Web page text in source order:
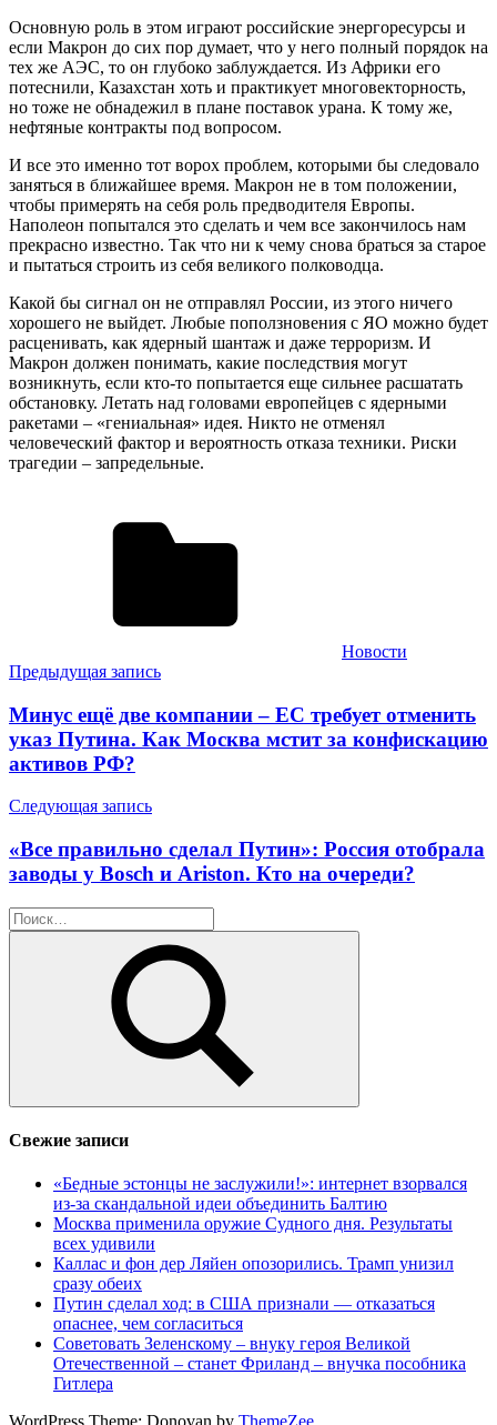
Основную роль в этом играют российские энергоресурсы и
если Макрон до сих пор думает, что у него полный порядок на
тех же АЭС, то он глубоко заблуждается. Из Африки его
потеснили, Казахстан хоть и практикует многовекторность,
но тоже не обнадежил в плане поставок урана. К тому же,
нефтяные контракты под вопросом.
И все это именно тот ворох проблем, которыми бы следовало
заняться в ближайшее время. Макрон не в том положении,
чтобы примерять на себя роль предводителя Европы.
Наполеон попытался это сделать и чем все закончилось нам
прекрасно известно. Так что ни к чему снова браться за старое
и пытаться строить из себя великого полководца.
Какой бы сигнал он не отправлял России, из этого ничего
хорошего не выйдет. Любые поползновения с ЯО можно будет
расценивать, как ядерный шантаж и даже терроризм. И
Макрон должен понимать, какие последствия могут
возникнуть, если кто-то попытается еще сильнее расшатать
обстановку. Летать над головами европейцев с ядерными
ракетами – «гениальная» идея. Никто не отменял
человеческий фактор и вероятность отказа техники. Риски
трагедии – запредельные.
Новости
Навигация
по
записям
Предыдущая запись
Минус ещё две компании – ЕС требует отменить
указ Путина. Как Москва мстит за конфискацию
активов РФ?
Следующая запись
«Все правильно сделал Путин»: Россия отобрала
заводы у Bosch и Ariston. Кто на очереди?
Найти:
Поиск
Свежие записи
«Бедные эстонцы не заслужили!»: интернет взорвался
из-за скандальной идеи объединить Балтию
Москва применила оружие Судного дня. Результаты
всех удивили
Каллас и фон дер Ляйен опозорились. Трамп унизил
сразу обеих
Путин сделал ход: в США признали — отказаться
опаснее, чем согласиться
Советовать Зеленскому – внуку героя Великой
Отечественной – станет Фриланд – внучка пособника
Гитлера